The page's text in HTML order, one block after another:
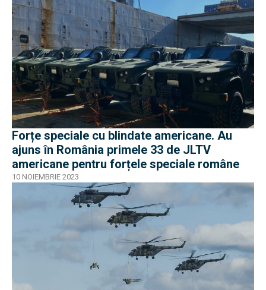
Forțe speciale cu blindate americane. Au
ajuns în România primele 33 de JLTV
americane pentru forțele speciale române
10 NOIEMBRIE 2023